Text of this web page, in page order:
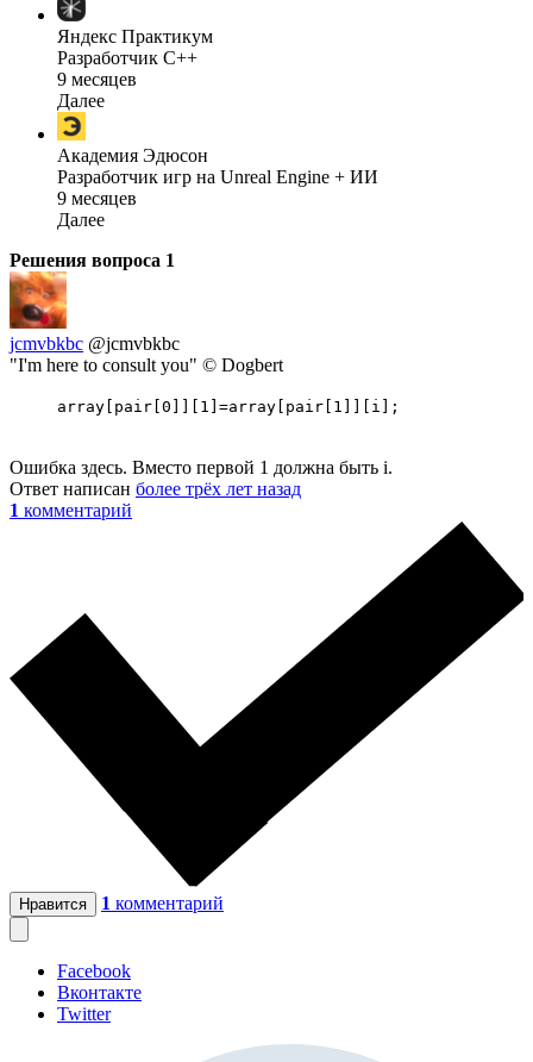
Яндекс Практикум
Разработчик C++
9 месяцев
Далее
Академия Эдюсон
Разработчик игр на Unreal Engine + ИИ
9 месяцев
Далее
Решения вопроса 1
jcmvbkbc @jcmvbkbc
"I'm here to consult you" © Dogbert
array[pair[0]][1]=array[pair[1]][i];
Ошибка здесь. Вместо первой 1 должна быть i.
Ответ написан более трёх лет назад
1 комментарий
Нравится 1 комментарий
Facebook
Вконтакте
Twitter